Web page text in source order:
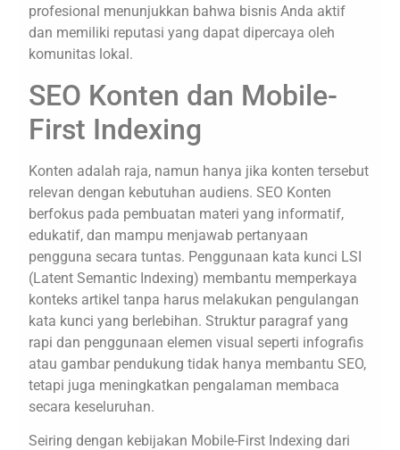
profesional menunjukkan bahwa bisnis Anda aktif
dan memiliki reputasi yang dapat dipercaya oleh
komunitas lokal.
SEO Konten dan Mobile-
First Indexing
Konten adalah raja, namun hanya jika konten tersebut
relevan dengan kebutuhan audiens. SEO Konten
berfokus pada pembuatan materi yang informatif,
edukatif, dan mampu menjawab pertanyaan
pengguna secara tuntas. Penggunaan kata kunci LSI
(Latent Semantic Indexing) membantu memperkaya
konteks artikel tanpa harus melakukan pengulangan
kata kunci yang berlebihan. Struktur paragraf yang
rapi dan penggunaan elemen visual seperti infografis
atau gambar pendukung tidak hanya membantu SEO,
tetapi juga meningkatkan pengalaman membaca
secara keseluruhan.
Seiring dengan kebijakan Mobile-First Indexing dari